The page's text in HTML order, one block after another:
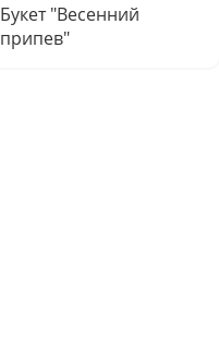
Букет "Весенний
припев"